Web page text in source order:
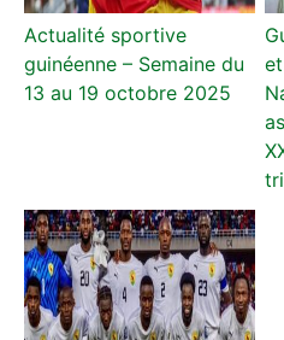
Actualité sportive
guinéenne – Semaine du
13 au 19 octobre 2025